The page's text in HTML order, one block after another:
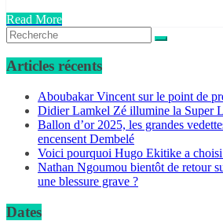
Read More
Articles récents
Aboubakar Vincent sur le point de
Didier Lamkel Zé illumine la Super
Ballon d’or 2025, les grandes
encensent Dembelé
Voici pourquoi Hugo Ekitike a
Nathan Ngoumou bientôt de retour
une blessure grave ?
Dates